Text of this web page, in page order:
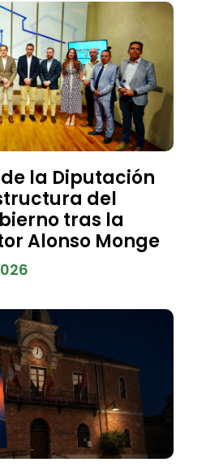
la Diputación
del
tras la
Alonso Monge